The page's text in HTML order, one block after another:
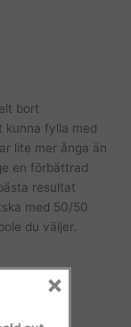
bort
kunna fylla med
lite mer ånga än
en förbättrad
resultat
med 50/50
du väljer.
×